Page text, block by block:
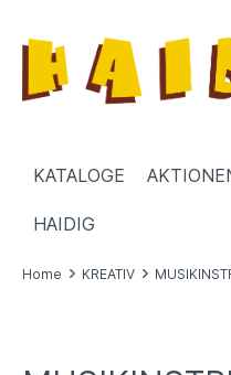
KATALOGE
HAIDIG
Home KREATIV